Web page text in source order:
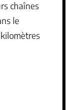
chaînes
le